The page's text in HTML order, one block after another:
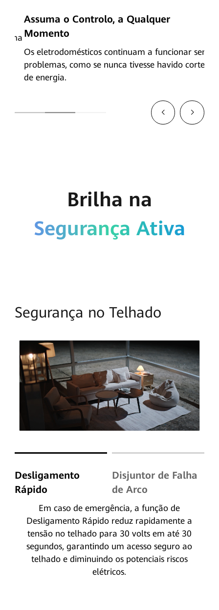
Assuma o Controlo, a Qualquer
Momento
Os eletrodomésticos continuam a funcionar sem
problemas, como se nunca tivesse havido cortes
de energia.
Brilha na
Segurança Ativa
Segurança no Telhado
Desligamento
Rápido
Em caso de emergência, a função de
Desligamento Rápido reduz rapidamente a
tensão no telhado para 30 volts em até 30
segundos, garantindo um acesso seguro ao
telhado e diminuindo os potenciais riscos
elétricos.
Disjuntor de Falha
de Arco